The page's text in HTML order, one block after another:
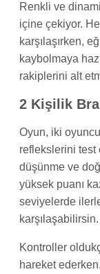
Renkli ve
içine çekiyor.
karşılaşırken,
kaybolmaya
rakiplerini alt
2 Kişilik
Oyun, iki
reflekslerini test
düşünme ve
yüksek puanı
seviyelerde
karşılaşabilirsin.
Kontroller
hareket